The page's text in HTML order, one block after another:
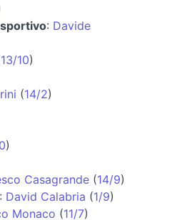
: Davide
13/10)
(14/2)
)
Casagrande (14/9)
: David Calabria (1/9)
Monaco (11/7)